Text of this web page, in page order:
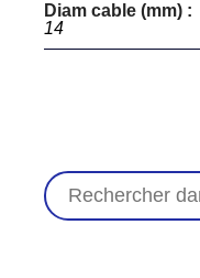
Diam cable (mm) :
14